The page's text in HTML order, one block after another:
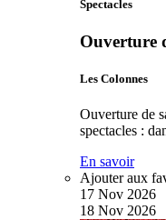
Spectacles
Ouverture
Les Colonnes
Ouverture de
spectacles :
En savoir
Ajouter aux
17 Nov 2026
18 Nov 2026